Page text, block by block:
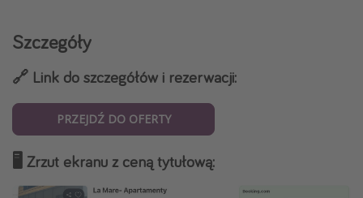
Szczegóły
🔗 Link do szczegółów i rezerwacji:
PRZEJDŹ DO OFERTY
🖥️ Zrzut ekranu z ceną tytułową: